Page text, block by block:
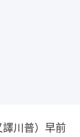
川普）早前